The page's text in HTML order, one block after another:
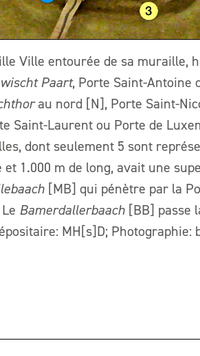
Ville entourée de sa muraille,
Paart, Porte Saint-Antoine
au nord [N], Porte Saint-
Saint-Laurent ou Porte de
dont seulement 5 sont
1.000 m de long, avait une
[MB] qui pénètre par la
Bamerdallerbaach [BB] passe
MH[s]D; Photographie: